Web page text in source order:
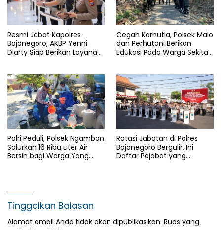
Resmi Jabat Kapolres
Bojonegoro, AKBP Yenni
Diarty Siap Berikan Layanan
Cegah Karhutla, Polsek Malo
dan Perhutani Berikan
Edukasi Pada Warga Sekitar
Polri Peduli, Polsek Ngambon
Salurkan 16 Ribu Liter Air
Bersih bagi Warga Yang
Rotasi Jabatan di Polres
Bojonegoro Bergulir, Ini
Daftar Pejabat yang
Tinggalkan Balasan
Alamat email Anda tidak akan dipublikasikan. Ruas yang